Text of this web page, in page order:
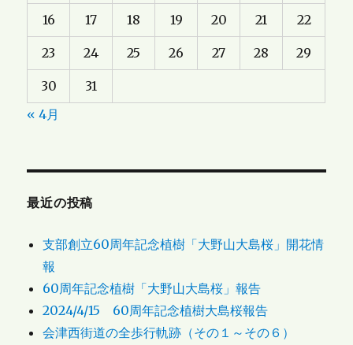
16 17 18 19 20 21 22
23 24 25 26 27 28 29
30
31
« 4月
最近の投稿
支部創立60周年記念植樹「大野山大島桜」開花情
報
60周年記念植樹「大野山大島桜」報告
2024/4/15 60周年記念植樹大島桜報告
会津西街道の全歩行軌跡（その１～その６）